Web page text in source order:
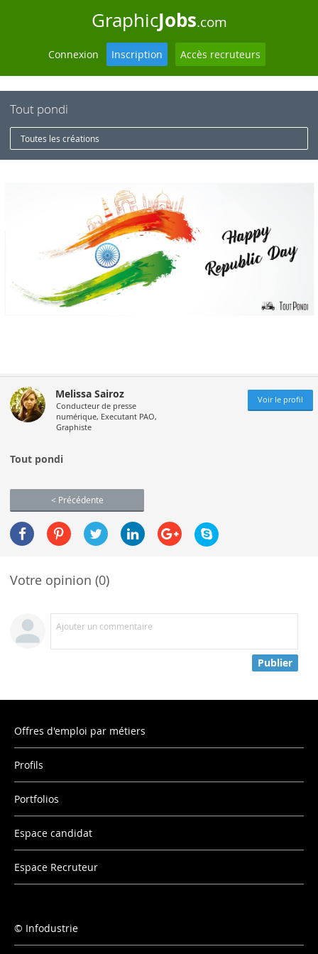
GraphicJobs.com
Connexion Inscription Accès recruteurs
Tout pondi
Toutes les créations
Melissa Sairoz
Conducteur de presse
numérique, Executant PAO,
Graphiste
Voir le profil
Tout pondi
< Précédente
Votre opinion (0)
Ajouter un commentaire
Publier
Offres d'emploi par métiers
Profils
Portfolios
Espace candidat
Espace Recruteur
Infodustrie